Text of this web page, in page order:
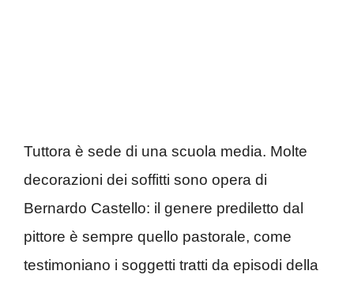
Tuttora è sede di una scuola media. Molte
decorazioni dei soffitti sono opera di
Bernardo Castello: il genere prediletto dal
pittore è sempre quello pastorale, come
testimoniano i soggetti tratti da episodi della